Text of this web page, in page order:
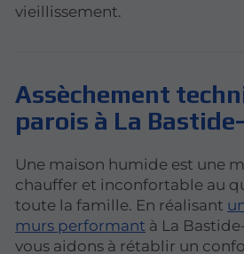
vieillissement.
Assèchement
parois à La
Une maison humide est une
chauffer et inconfortable au
toute la famille. En réalisant
murs performant à La
vous aidons à rétablir un